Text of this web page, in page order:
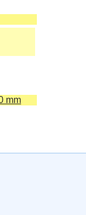
mm